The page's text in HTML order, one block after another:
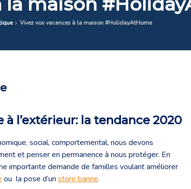
Vivez vos vacances à la maison #HolidayAtHome
l’extérieur: la tendance 2020
social, comportemental, nous devons
et penser en permanence à nous protéger. En
importante demande de familles voulant améliorer
ou la pose d’un store banne.